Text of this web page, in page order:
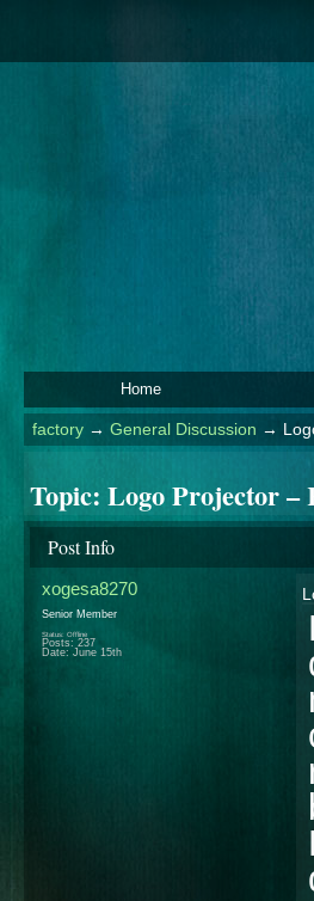
Home
factory→ General Discussion →
Topic: Logo Projector –
Post Info
xogesa8270
Senior Member
Status: Offline
Posts: 237
Date: June 15th